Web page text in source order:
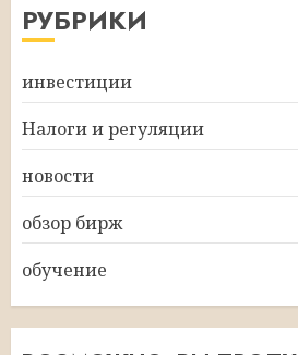
РУБРИКИ
инвестиции
Налоги и регуляции
новости
обзор бирж
обучение